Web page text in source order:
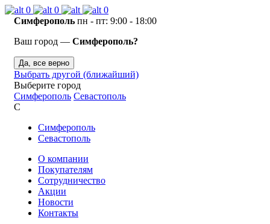
0 0
0
Симферополь пн - пт: 9:00 - 18:00
Ваш город — Симферополь?
Да, все верно
Выбрать другой (ближайший)
Выберите город
Симферополь Севастополь
С
Симферополь
Севастополь
О компании
Покупателям
Сотрудничество
Акции
Новости
Контакты